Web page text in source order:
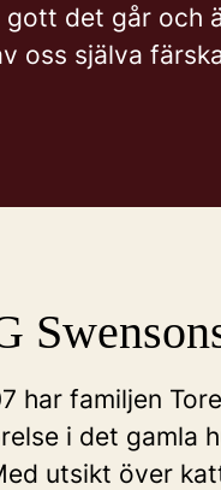
gott det går och
oss själva
har familjen
i det gamla
utsikt över